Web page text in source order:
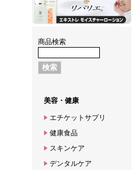
商品検索
美容・健康
エチケットサプリ
健康食品
スキンケア
デンタルケア